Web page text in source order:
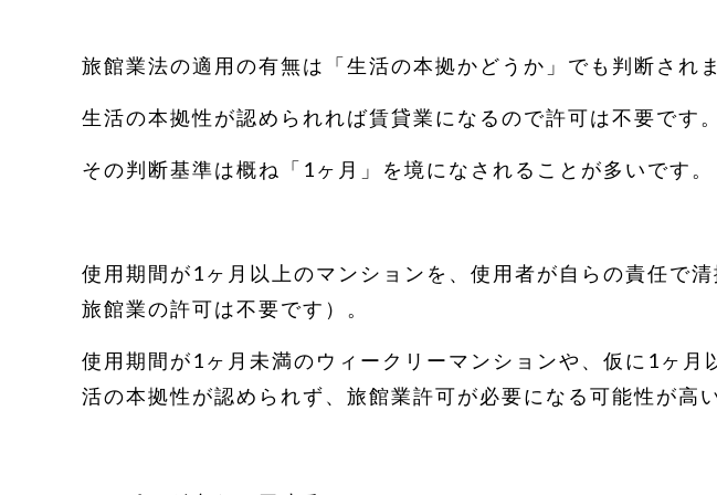
旅館業法の適用の有無は「生活の本拠かどうか」でも判断されま
生活の本拠性が認められれば賃貸業になるので許可は不要です。
その判断基準は概ね「1ヶ月」を境になされることが多いです。
使用期間が1ヶ月以上のマンションを、使用者が自らの責任で
旅館業の許可は不要です）。
使用期間が1ヶ月未満のウィークリーマンションや、仮に1ヶ
活の本拠性が認められず、旅館業許可が必要になる可能性が高